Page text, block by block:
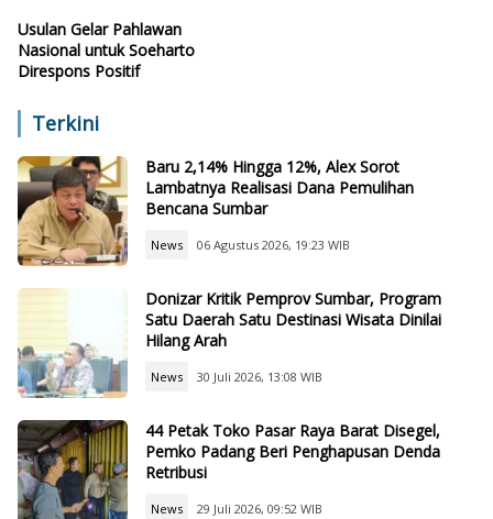
Usulan Gelar Pahlawan
Nasional untuk Soeharto
Direspons Positif
Terkini
Baru 2,14% Hingga 12%, Alex Sorot
Lambatnya Realisasi Dana Pemulihan
Bencana Sumbar
News 06 Agustus 2026, 19:23 WIB
Donizar Kritik Pemprov Sumbar, Program
Satu Daerah Satu Destinasi Wisata Dinilai
Hilang Arah
News 30 Juli 2026, 13:08 WIB
44 Petak Toko Pasar Raya Barat Disegel,
Pemko Padang Beri Penghapusan Denda
Retribusi
News 29 Juli 2026, 09:52 WIB